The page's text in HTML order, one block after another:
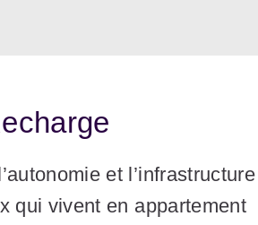
et l’infrastructure
qui vivent en appartement